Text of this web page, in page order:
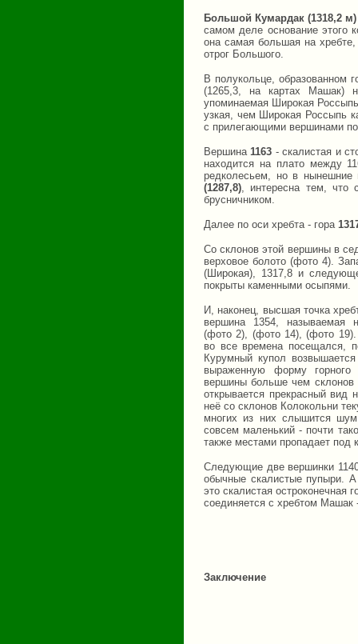
Большой Кумардак (1318,2 м)
самом деле основание этого
она самая большая на
отрог Большого.
В полукольце, образованном
(1265,3, на картах Машак)
упоминаемая Широкая
узкая, чем Широкая Россыпь
с прилегающими вершинами
Вершина 1163 - скалистая и
находится на плато между
редколесьем, но в
(1287,8) , интересна тем,
брусничником.
Далее по оси хребта - гора
Со склонов этой вершины в
верховое болото (фото 4).
(Широкая), 1317,8 и
покрыты каменными осыпями.
И, наконец, высшая точка
вершина 1354, называемая
(фото 2), (фото 14), (фото
во все времена посещался,
Курумный купол
выраженную форму горного
вершины больше чем
открывается прекрасный
неё со склонов Колокольни
многих из них слышится
совсем маленький - почти
также местами пропадает под
Следующие две вершинки
обычные скалистые пупыри.
это скалистая остроконечная
соединяется с хребтом Машак
Заключение